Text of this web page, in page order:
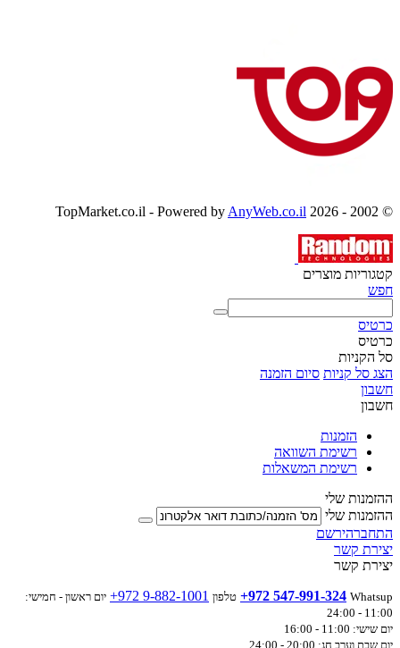
© 2002 - 2026 TopMarket.co.il - Powered by
AnyWeb.co.il
קטגוריות מוצרים
חפש
כרטיס
כרטיס
סל הקניות
הצג סל קניות סיום הזמנה
חשבון
חשבון
הזמנות
רשימת השוואה
רשימת המשאלות
ההזמנות שלי
ההזמנות שלי
התחברהירשם
יצירת קשר
יצירת קשר
Whatsup
+972 547-991-324 טלפון +972 9-882-1001 יום ראשון - חמישי:
11:00 - 24:00
יום שישי: 11:00 - 16:00
יום שבת וערב חג: 20:00 - 24:00